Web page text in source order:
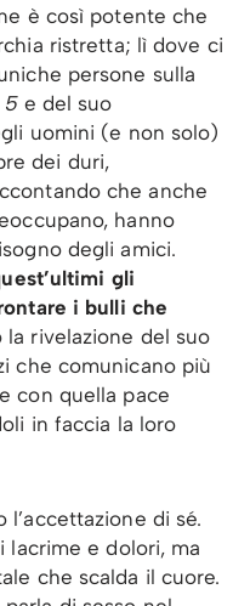
è così potente che
ristretta; lì dove ci
persone sulla
5 e del suo
uomini (e non solo)
dei duri,
che anche
hanno
degli amici.
gli
i bulli che
rivelazione del suo
che comunicano più
con quella pace
in faccia la loro
l’accettazione di sé.
lacrime e dolori, ma
che scalda il cuore.